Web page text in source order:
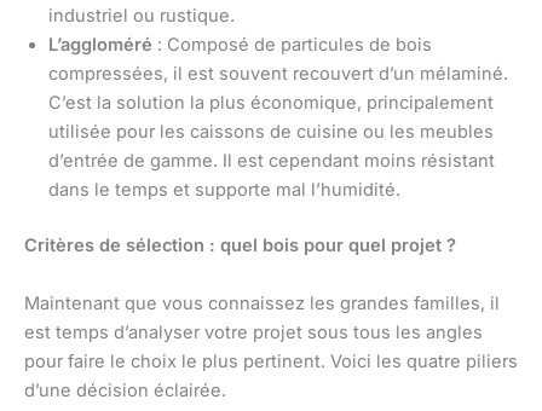
industriel ou rustique.
L’aggloméré : Composé de particules de bois
compressées, il est souvent recouvert d’un mélaminé.
C’est la solution la plus économique, principalement
utilisée pour les caissons de cuisine ou les meubles
d’entrée de gamme. Il est cependant moins résistant
dans le temps et supporte mal l’humidité.
Critères de sélection : quel bois pour quel projet ?
Maintenant que vous connaissez les grandes familles, il
est temps d’analyser votre projet sous tous les angles
pour faire le choix le plus pertinent. Voici les quatre piliers
d’une décision éclairée.